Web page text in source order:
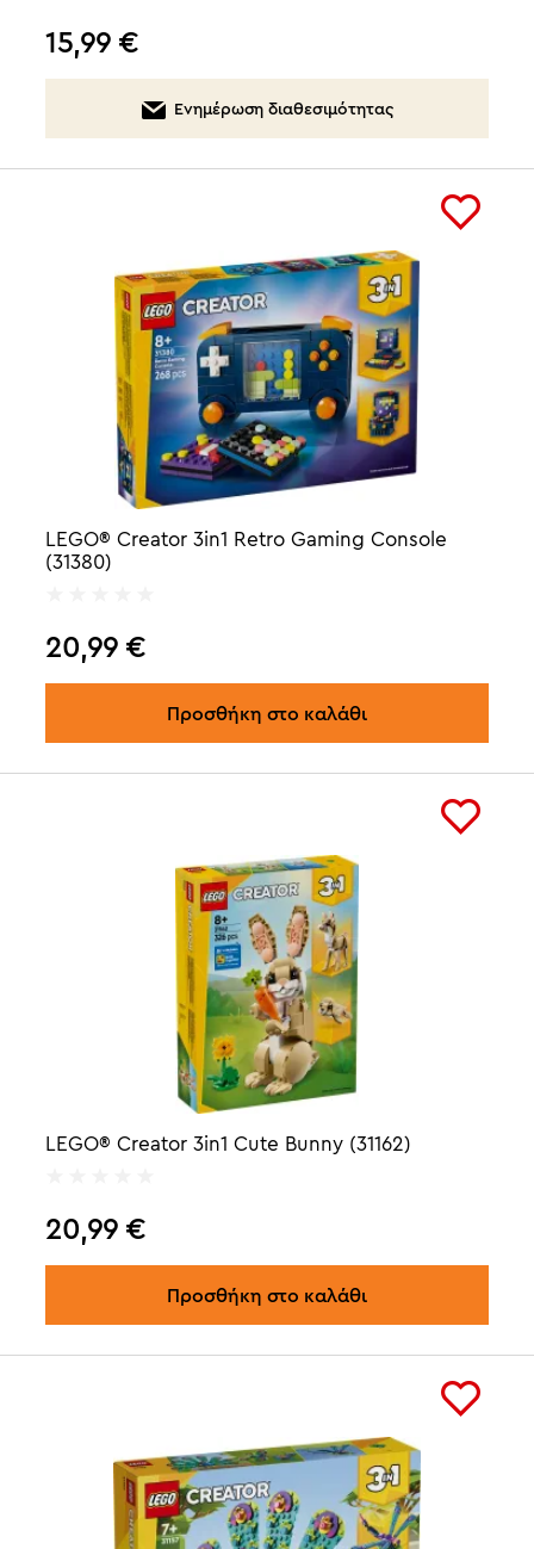
15,99 €
Ενημέρωση διαθεσιμότητας
LEGO® Creator 3in1 Retro Gaming Console
(31380)
20,99 €
Προσθήκη στο καλάθι
LEGO® Creator 3in1 Cute Bunny (31162)
20,99 €
Προσθήκη στο καλάθι